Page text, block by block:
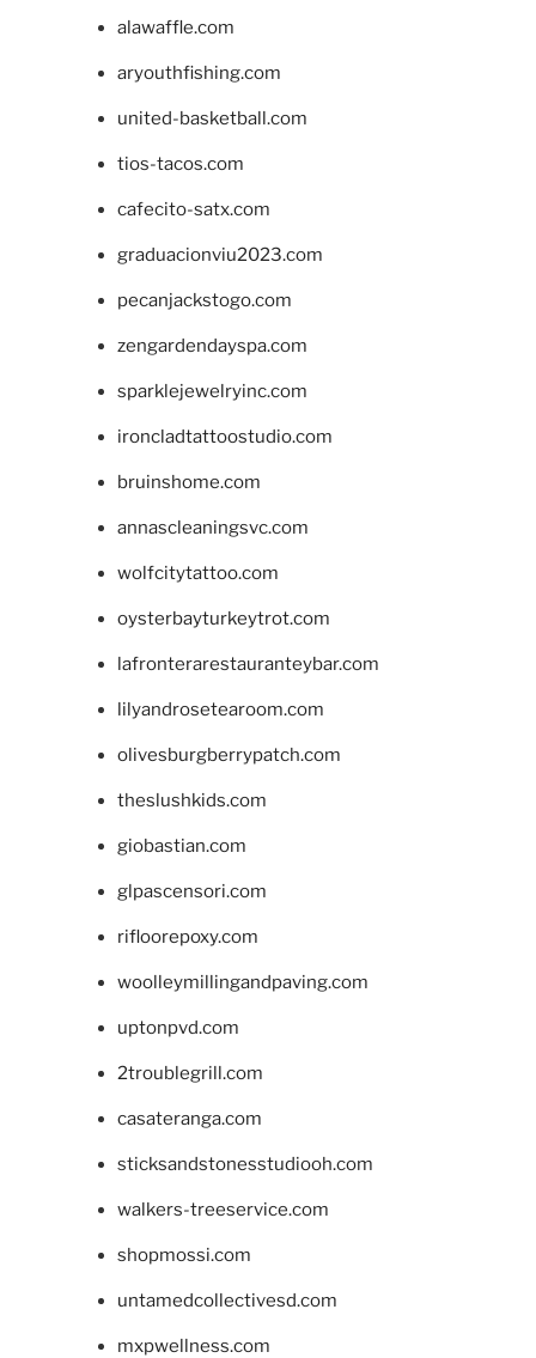
alawaffle.com
aryouthfishing.com
united-basketball.com
tios-tacos.com
cafecito-satx.com
graduacionviu2023.com
pecanjackstogo.com
zengardendayspa.com
sparklejewelryinc.com
ironcladtattoostudio.com
bruinshome.com
annascleaningsvc.com
wolfcitytattoo.com
oysterbayturkeytrot.com
lafronterarestauranteybar.com
lilyandrosetearoom.com
olivesburgberrypatch.com
theslushkids.com
giobastian.com
glpascensori.com
rifloorepoxy.com
woolleymillingandpaving.com
uptonpvd.com
2troublegrill.com
casateranga.com
sticksandstonesstudiooh.com
walkers-treeservice.com
shopmossi.com
untamedcollectivesd.com
mxpwellness.com